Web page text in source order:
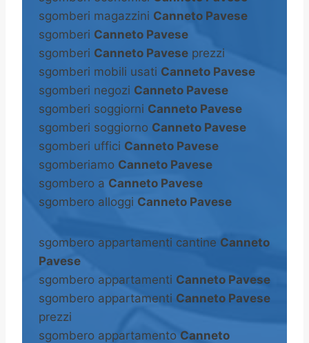
sgomberi magazzini Canneto Pavese
sgomberi Canneto Pavese
sgomberi Canneto Pavese prezzi
sgomberi mobili usati Canneto Pavese
sgomberi negozi Canneto Pavese
sgomberi soggiorni Canneto Pavese
sgomberi soggiorno Canneto Pavese
sgomberi uffici Canneto Pavese
sgomberiamo Canneto Pavese
sgombero a Canneto Pavese
sgombero alloggi Canneto Pavese
sgombero appartamenti cantine Canneto
Pavese
sgombero appartamenti Canneto Pavese
sgombero appartamenti Canneto Pavese
prezzi
sgombero appartamento Canneto